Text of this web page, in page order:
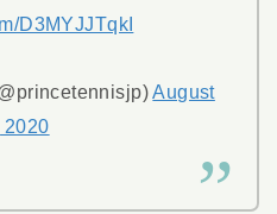
D3MYJJTqkI
August
2020